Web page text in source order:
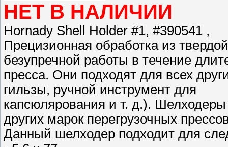
НЕТ В НАЛИЧИИ
Hornady Shell Holder #1, #390541 ,
Прецизионная обработка из
безупречной работы в течение
пресса. Они подходят для всех
гильзы, ручной инструмент для
капсюлярования и т. д.).
других марок перегрузочных
Данный шелходер подходит для